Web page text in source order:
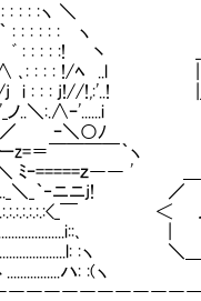
＼
: ヽ
:! 丶
..l | | ｒ､ く
: : j!//!,:'..! |_|
:.∧ｰ'......i
ｰ＼○ﾉ
￣￣￣￣｀ヽ
ｚ―― ' ＿＿＿
‐ニニj! ／
＜ メ以外
､ |
:ヽ ＼＿＿
ハ: :(ヽ